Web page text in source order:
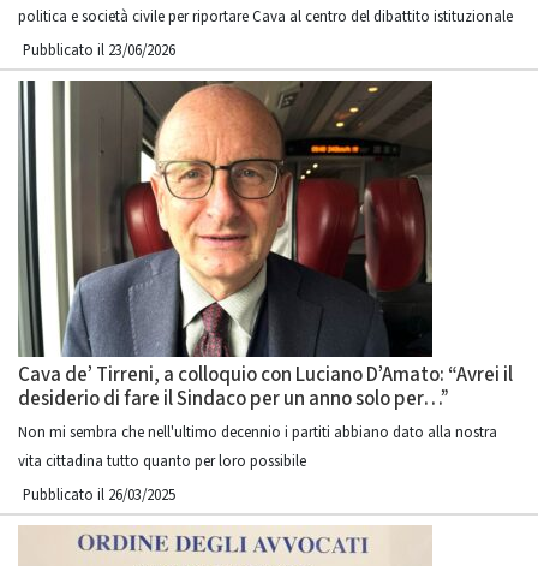
politica e società civile per riportare Cava al centro del dibattito istituzionale
Pubblicato il 23/06/2026
Cava de’ Tirreni, a colloquio con Luciano D’Amato: “Avrei il
desiderio di fare il Sindaco per un anno solo per…”
Non mi sembra che nell'ultimo decennio i partiti abbiano dato alla nostra
vita cittadina tutto quanto per loro possibile
Pubblicato il 26/03/2025